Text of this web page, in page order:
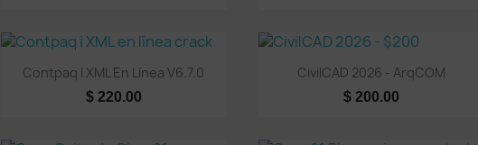
Vista rápida
Contpaq I XML En Línea V6.7.0
$ 220.00
Vista rápida
CivilCAD 2026 - ArqCOM
$ 200.00